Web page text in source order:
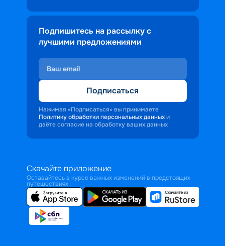
Подпишитесь на рассылку с
лучшими предложениями
Подписаться
Нажимая «Подписаться» вы принимаете
Политику обработки персональных данных и
даёте согласие на обработку ваших данных
Скачайте приложение
Оставайтесь в курсе важных изменений в предстоящих
путешествиях